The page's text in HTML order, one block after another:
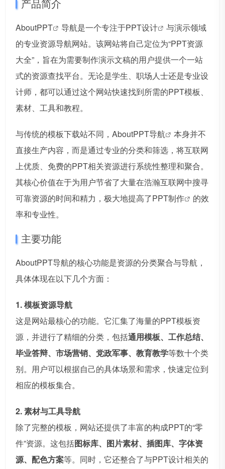
产品简介
AboutPPT 导航是一个专注于PPT设计
与演示领域
的专业资源导航网站。该网站将自己定位为“PPT资源
大全”，旨在为需要制作演示文稿的用户提供一个一站
式的资源查找平台。无论是学生、职场人士还是专业设
计师，都可以通过这个网站快速找到所需的PPT模板、
素材、工具和教程。
与传统的模板下载站不同，AboutPPT导航
本身并不
直接生产内容，而是通过专业的分类和筛选，将互联网
上优质、免费的PPT相关资源进行系统性整理和聚合。
其核心价值在于为用户节省了大量在浩瀚互联网中搜寻
可靠资源的时间和精力，极大地提高了PPT制作
的效
率和专业性。
主要功能
AboutPPT导航的核心功能是资源的分类聚合与导航，
具体体现在以下几个方面：
1. 模板资源导航
这是网站最核心的功能。它汇集了海量的PPT模板资
源，并进行了精细的分类，包括通用模板、工作总结、
毕业答辩、市场营销、党政军事、教育教学等数十个类
别。用户可以根据自己的具体场景和需求，快速定位到
相应的模板集合。
2. 素材与工具导航
除了完整的模板，网站还提供了丰富的构成PPT的“零
件”资源。这包括图标库、图片素材、插图库、字体资
源、配色方案等。同时，它还整合了与PPT设计相关的